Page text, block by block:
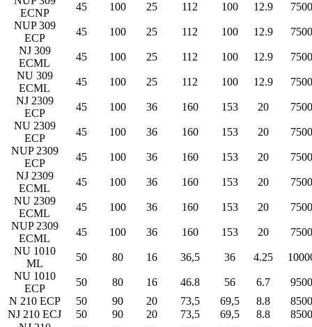
ECNP
45 100 25 112 100 12.9
7500
NUP 309
ECP
45 100 25 112 100 12.9
7500
NJ 309
ECML
45 100 25 112 100 12.9
7500
NU 309
ECML
45 100 25 112 100 12.9
7500
NJ 2309
ECP
45 100 36 160 153 20
7500
NU 2309
ECP
45 100 36 160 153 20
7500
NUP 2309
ECP
45 100 36 160 153 20
7500
NJ 2309
ECML
45 100 36 160 153 20
7500
NU 2309
ECML
45 100 36 160 153 20
7500
NUP 2309
ECML
45 100 36 160 153 20
7500
NU 1010
ML
50 80 16 36,5 36 4.25
NU 1010
ECP
50 80 16 46.8 56 6.7
9500
N 210 ECP
50 90 20 73,5 69,5 8.8
8500
NJ 210 ECJ
50 90 20 73,5 69,5 8.8
8500